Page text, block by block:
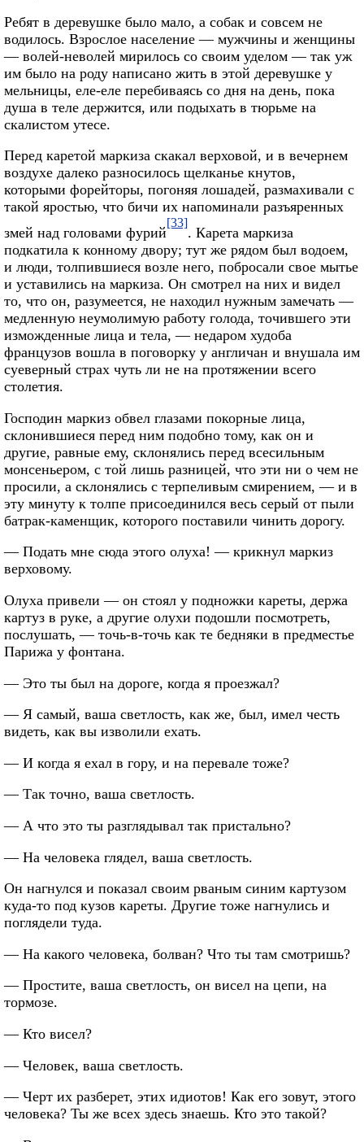
Ребят в деревушке было мало, а собак и совсем не
водилось. Взрослое население — мужчины и женщины
— волей-неволей мирилось со своим уделом — так уж
им было на роду написано жить в этой деревушке у
мельницы, еле-еле перебиваясь со дня на день, пока
душа в теле держится, или подыхать в тюрьме на
скалистом утесе.
Перед каретой маркиза скакал верховой, и в вечернем
воздухе далеко разносилось щелканье кнутов,
которыми форейторы, погоняя лошадей, размахивали с
такой яростью, что бичи их напоминали разъяренных
змей над головами фурий
[33]
. Карета маркиза
подкатила к конному двору; тут же рядом был водоем,
и люди, толпившиеся возле него, побросали свое мытье
и уставились на маркиза. Он смотрел на них и видел
то, что он, разумеется, не находил нужным замечать —
медленную неумолимую работу голода, точившего эти
изможденные лица и тела, — недаром худоба
французов вошла в поговорку у англичан и внушала им
суеверный страх чуть ли не на протяжении всего
столетия.
Господин маркиз обвел глазами покорные лица,
склонившиеся перед ним подобно тому, как он и
другие, равные ему, склонялись перед всесильным
монсеньером, с той лишь разницей, что эти ни о чем не
просили, а склонялись с терпеливым смирением, — и в
эту минуту к толпе присоединился весь серый от пыли
батрак-каменщик, которого поставили чинить дорогу.
— Подать мне сюда этого олуха! — крикнул маркиз
верховому.
Олуха привели — он стоял у подножки кареты, держа
картуз в руке, а другие олухи подошли посмотреть,
послушать, — точь-в-точь как те бедняки в предместье
Парижа у фонтана.
— Это ты был на дороге, когда я проезжал?
— Я самый, ваша светлость, как же, был, имел честь
видеть, как вы изволили ехать.
— И когда я ехал в гору, и на перевале тоже?
— Так точно, ваша светлость.
— А что это ты разглядывал так пристально?
— На человека глядел, ваша светлость.
Он нагнулся и показал своим рваным синим картузом
куда-то под кузов кареты. Другие тоже нагнулись и
поглядели туда.
— На какого человека, болван? Что ты там смотришь?
— Простите, ваша светлость, он висел на цепи, на
тормозе.
— Кто висел?
— Человек, ваша светлость.
— Черт их разберет, этих идиотов! Как его зовут, этого
человека? Ты же всех здесь знаешь. Кто это такой?